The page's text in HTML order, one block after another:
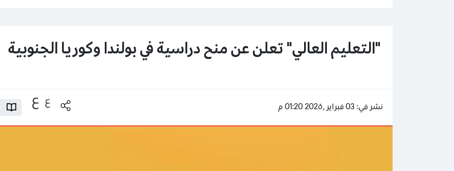
"التعليم العالي" تعلن عن منح دراسية في بولندا وكوريا الجنوبية
نشر في: 03 فبراير ,2026 01:20 م
ع ع